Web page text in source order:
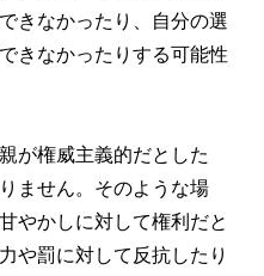
きなかったり、自分の選
きなかったりする可能性
が権威主義的だとした
ません。そのような場
やかしに対して権利だと
や罰に対して反抗したり